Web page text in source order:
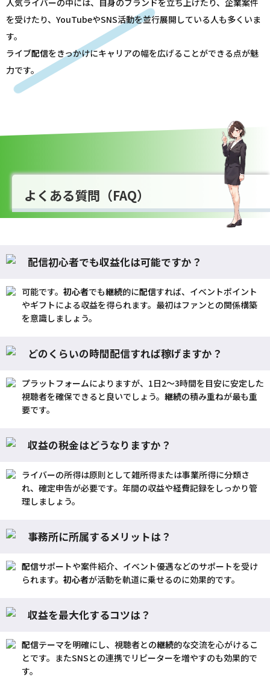
人気ライバーの中には、自身のブランドを立ち上げたり、企業案件
を受けたり、YouTubeやSNS活動を並行展開している人も多くいま
す。
ライブ配信をきっかけにキャリアの幅を広げることができる点が魅
力です。
よくある質問（FAQ）
配信初心者でも収益化は可能ですか？
可能です。 初心者でも継続的に配信すれば、イベントポイント
やギフトによる収益を得られます。最初はファンとの関係構築
を意識しましょう。
どのくらいの時間配信すれば稼げますか？
プラットフォームによりますが、1日2〜3時間を目安に安定した
視聴者を確保できると良いでしょう。 継続の積み重ねが最も重
要です。
収益の税金はどうなりますか？
ライバーの所得は原則として雑所得または事業所得に分類さ
れ、確定申告が必要です。年間の収益や経費記録をしっかり管
理しましょう。
事務所に所属するメリットは？
配信サポートや案件紹介、イベント優遇などのサポートを受け
られます。 初心者が活動を軌道に乗せるのに効果的です。
収益を最大化するコツは？
配信テーマを明確にし、視聴者との継続的な交流を心がけるこ
とです。またSNSとの連携でリピーターを増やすのも効果的で
す。